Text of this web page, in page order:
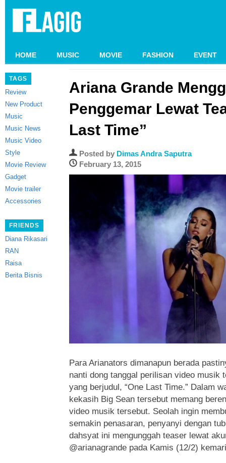
HOME MUSIC MOVIE FASHION EVENT
TAGS
Review
New Product
Music
Music News
Music Video
Style
Movie Review
Gadget
Movie trailer
Accessories
FRIENDS
Diana Rikasari
RAN
Raisa
Berita Bisnis
Ariana Grande
Penggemar Lewat
Last Time”
Posted by Dimas Andra Saputra
February 13, 2015
Para Arianators dimanapun berada
nanti dong tanggal perilisan video musik
yang berjudul, “One Last Time.” Dalam
kekasih Big Sean tersebut memang
video musik tersebut. Seolah ingin
semakin penasaran, penyanyi dengan
dahsyat ini mengunggah teaser lewat
@arianagrande pada Kamis (12/2)